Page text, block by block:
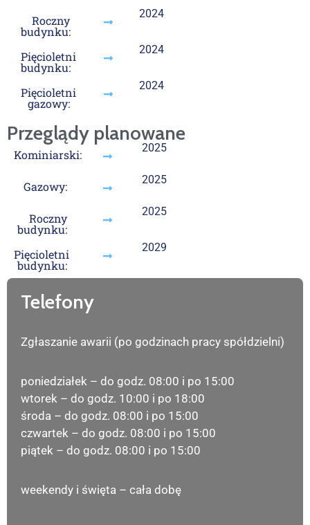
Roczny
budynku:
2024
Pięcioletni
budynku:
2024
Pięcioletni
gazowy:
2024
Przeglądy planowane
Kominiarski: 2025
Gazowy: 2025
Roczny
budynku:
2025
Pięcioletni
budynku:
2029
Telefony
Zgłaszanie awarii (po godzinach pracy spółdzielni)
poniedziałek – do godz. 08:00 i po 15:00
wtorek – do godz. 10:00 i po 18:00
środa – do godz. 08:00 i po 15:00
czwartek – do godz. 08:00 i po 15:00
piątek – do godz. 08:00 i po 15:00
weekendy i święta – cała dobę